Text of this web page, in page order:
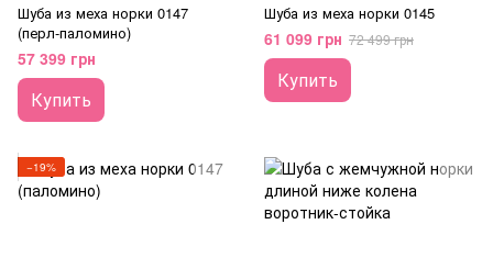
Шуба из меха норки 0147
(перл-паломино)
57 399 грн
Купить
Шуба из меха норки 0145
61 099 грн 72 499 грн
Купить
−19%